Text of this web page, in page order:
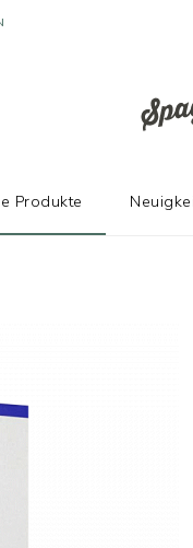
HERSTELLERN
Produkte